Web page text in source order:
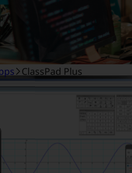
ClassPad Plus